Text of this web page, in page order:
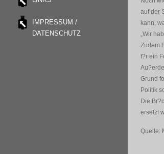
IMPRESSUM /
DATENSCHUTZ
auf der
kann,
„Wir
Zudem
f?r ein
Grund
Politik
Die
ersetzt
Quelle: